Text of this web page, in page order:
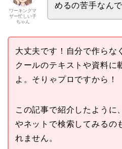
ワーキングマ
ザー忙しい子
ちゃん
めるの苦手なん
大丈夫です！自分で作らな
クールのテキストや資料に
よ。そりゃプロですから！
この記事で紹介したように
やネットで検索してみるの
れません。